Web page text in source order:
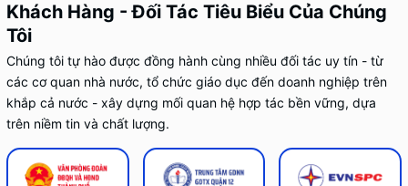
Khách Hàng - Đối Tác Tiêu Biểu Của Chúng
Tôi
Chúng tôi tự hào được đồng hành cùng nhiều đối tác uy tín - từ
các cơ quan nhà nước, tổ chức giáo dục đến doanh nghiệp trên
khắp cả nước - xây dựng mối quan hệ hợp tác bền vững, dựa
trên niềm tin và chất lượng.